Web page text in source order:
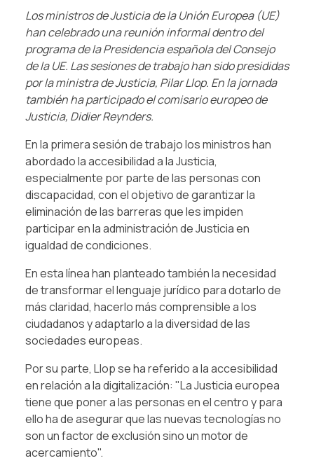
Los ministros de Justicia de la Unión Europea (UE)
han celebrado una reunión informal dentro del
programa de la Presidencia española del Consejo
de la UE. Las sesiones de trabajo han sido presididas
por la ministra de Justicia, Pilar Llop. En la jornada
también ha participado el comisario europeo de
Justicia, Didier Reynders.
En la primera sesión de trabajo los ministros han
abordado la accesibilidad a la Justicia,
especialmente por parte de las personas con
discapacidad, con el objetivo de garantizar la
eliminación de las barreras que les impiden
participar en la administración de Justicia en
igualdad de condiciones.
En esta línea han planteado también la necesidad
de transformar el lenguaje jurídico para dotarlo de
más claridad, hacerlo más comprensible a los
ciudadanos y adaptarlo a la diversidad de las
sociedades europeas.
Por su parte, Llop se ha referido a la accesibilidad
en relación a la digitalización: "La Justicia europea
tiene que poner a las personas en el centro y para
ello ha de asegurar que las nuevas tecnologías no
son un factor de exclusión sino un motor de
acercamiento".